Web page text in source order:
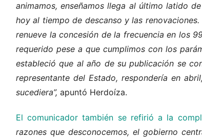
animamos, enseñamos llega al último latido
hoy al tiempo de descanso y las
renueve la concesión de la frecuencia en los
requerido pese a que cumplimos con los
estableció que al año de su publicación se
representante del Estado, respondería en
sucediera”, apuntó Herdoíza.
El comunicador también se refirió a la
razones que desconocemos, el gobierno